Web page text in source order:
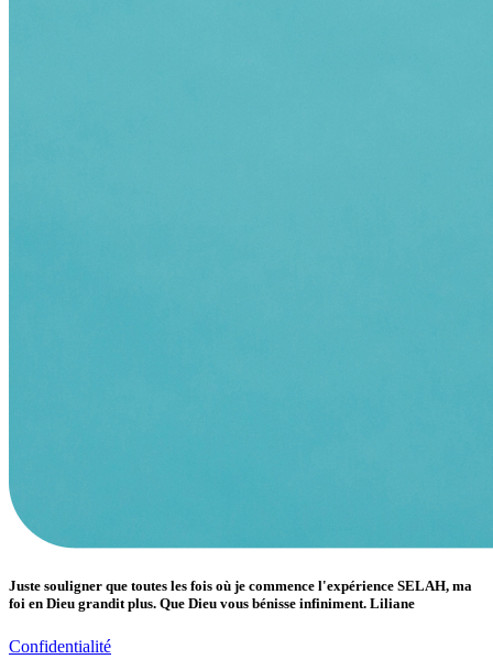
Juste souligner que toutes les fois où je commence l'expérience SELAH, ma
foi en Dieu grandit plus. Que Dieu vous bénisse infiniment. Liliane
Confidentialité